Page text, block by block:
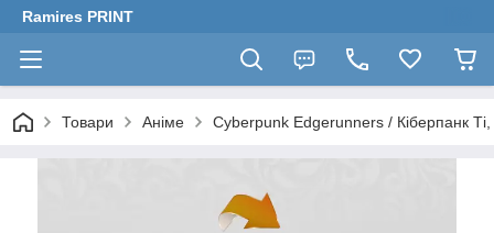
Ramires PRINT
Товари Аніме Cyberpunk Edgerunners / Кіберпанк